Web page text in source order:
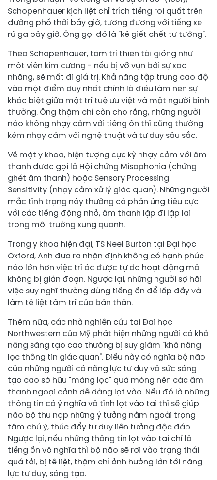
Schopenhauer kịch liệt chỉ trích tiếng roi quất trên
đường phố thời bấy giờ, tương đương với tiếng xe
rú ga bây giờ. Ông gọi đó là "kẻ giết chết tư tưởng".
Theo Schopenhauer, tâm trí thiên tài giống như
một viên kim cương - nếu bị vỡ vụn bởi sự xao
nhãng, sẽ mất đi giá trị. Khả năng tập trung cao độ
vào một điểm duy nhất chính là điều làm nên sự
khác biệt giữa một trí tuệ ưu việt và một người bình
thường. Ông thậm chí còn cho rằng, những người
nào không nhạy cảm với tiếng ồn thì cũng thường
kém nhạy cảm với nghệ thuật và tư duy sâu sắc.
Về mặt y khoa, hiện tượng cực kỳ nhạy cảm với âm
thanh được gọi là Hội chứng Misophonia (chứng
ghét âm thanh) hoặc Sensory Processing
Sensitivity (nhạy cảm xử lý giác quan). Những người
mắc tình trạng này thường có phản ứng tiêu cực
với các tiếng động nhỏ, âm thanh lặp đi lặp lại
trong môi trường xung quanh.
Trong y khoa hiện đại, TS Neel Burton tại Đại học
Oxford, Anh đưa ra nhận định không có hạnh phúc
nào lớn hơn việc trí óc được tự do hoạt động mà
không bị gián đoạn. Ngược lại, những người sợ hãi
việc suy nghĩ thường dùng tiếng ồn để lấp đầy và
làm tê liệt tâm trí của bản thân.
Thêm nữa, các nhà nghiên cứu tại Đại học
Northwestern của Mỹ phát hiện những người có khả
năng sáng tạo cao thường bị suy giảm "khả năng
lọc thông tin giác quan". Điều này có nghĩa bộ não
của những người có năng lực tư duy và sức sáng
tạo cao sở hữu "màng lọc" quá mỏng nên các âm
thanh ngoại cảnh dễ dàng lọt vào. Nếu đó là những
thông tin có ý nghĩa vô tình lọt vào tai thì sẽ giúp
não bộ thu nạp những ý tưởng nằm ngoài trọng
tâm chú ý, thúc đẩy tư duy liên tưởng độc đáo.
Ngược lại, nếu những thông tin lọt vào tai chỉ là
tiếng ồn vô nghĩa thì bộ não sẽ rơi vào trạng thái
quá tải, bị tê liệt, thậm chí ảnh hưởng lớn tới năng
lực tư duy, sáng tạo.